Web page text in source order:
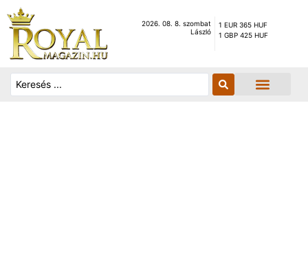
2026. 08. 8. szombat
László
1 EUR 365 HUF
1 GBP 425 HUF